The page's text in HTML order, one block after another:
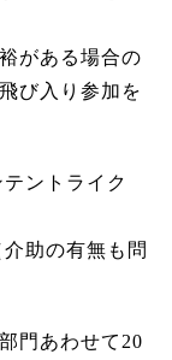
がある場合の
び入り参加を
ントライク
助の有無も問
門あわせて20